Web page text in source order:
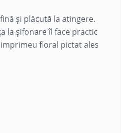
și plăcută la atingere.
la șifonare îl face practic
floral pictat ales